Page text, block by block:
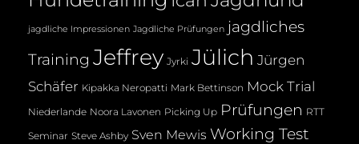
jagdliche Impressionen Jagdliche Prüfungen jagdliches
Training Jeffrey Jyrki Jülich Jürgen
Schäfer Kipakka Neropatti Mark Bettinson Mock Trial
Niederlande Noora Lavonen Picking Up Prüfungen RTT
Seminar Steve Ashby Sven Mewis Working Test